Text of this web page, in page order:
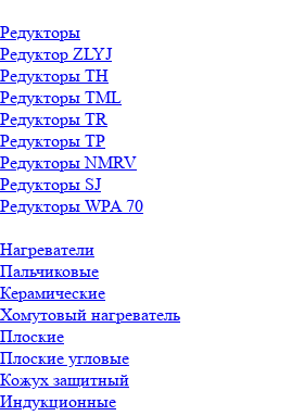
Редукторы
Редуктор ZLYJ
Редукторы TH
Редукторы TML
Редукторы TR
Редукторы TP
Редукторы NMRV
Редукторы SJ
Редукторы WPA 70
Нагреватели
Пальчиковые
Керамические
Хомутовый нагреватель
Плоские
Плоские угловые
Кожух защитный
Индукционные